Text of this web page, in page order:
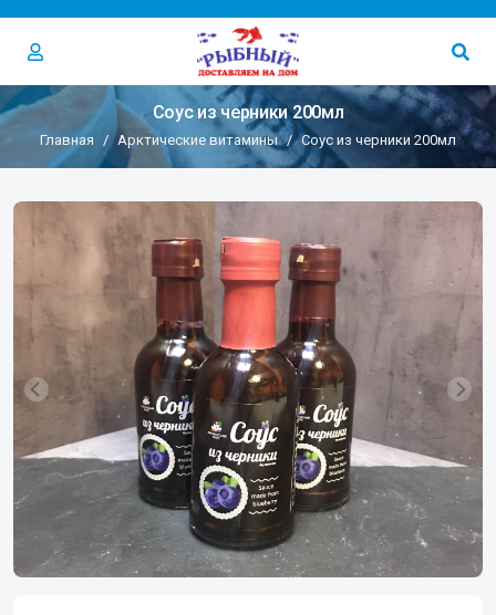
Соус из черники 200мл
Главная Арктические витамины Соус из черники 200мл